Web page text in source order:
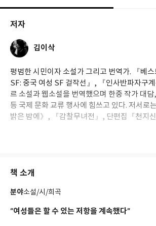
저자
김이삭
평범한 시민이자 소설가 그리고 번역가. 『베
SF: 중국 여성 SF 걸작선』, 『인사반파자구
르 소설과 웹소설을 번역했으며 한중 작가 대
등 국제 문화 교류 행사에 힘쓰고 있다. 저서로
밝은 밤에》, 『감찰무녀전』, 단편집『천지
콩 영화와 중국 드라마, 대만 가수를 덕질하다
책 소개
분야소설/시/희곡
“여성들은 할 수 있는 저항을 계속했다”